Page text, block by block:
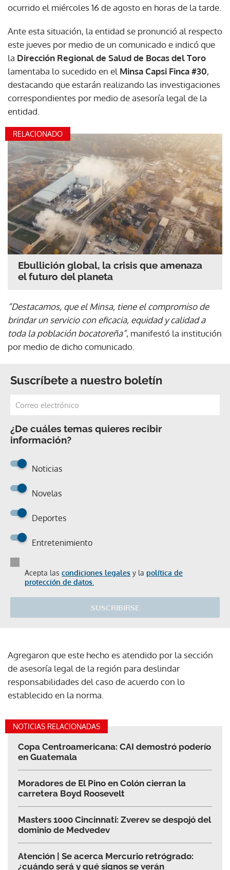
ocurrido el miércoles 16 de agosto en horas de la tarde.
Ante esta situación, la entidad se pronunció al respecto
este jueves por medio de un comunicado e indicó que
la Dirección Regional de Salud de Bocas del Toro
lamentaba lo sucedido en el Minsa Capsi Finca #30,
destacando que estarán realizando las investigaciones
correspondientes por medio de asesoría legal de la
entidad.
RELACIONADO
Ebullición global, la crisis que amenaza
el futuro del planeta
“Destacamos, que el Minsa, tiene el compromiso de
brindar un servicio con eficacia, equidad y calidad a
toda la población bocatoreña”, manifestó la institución
por medio de dicho comunicado.
Suscríbete a nuestro boletín
¿De cuáles temas quieres recibir
información?
Noticias
Novelas
Deportes
Entretenimiento
Acepta las condiciones legales y la política de
protección de datos.
SUSCRIBIRSE
Agregaron que este hecho es atendido por la sección
de asesoría legal de la región para deslindar
responsabilidades del caso de acuerdo con lo
establecido en la norma.
NOTICIAS RELACIONADAS
Copa Centroamericana: CAI demostró poderío
en Guatemala
Moradores de El Pino en Colón cierran la
carretera Boyd Roosevelt
Masters 1000 Cincinnati: Zverev se despojó del
dominio de Medvedev
Atención | Se acerca Mercurio retrógrado:
¿cuándo será y qué signos se verán